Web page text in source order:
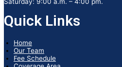
Quick Links
Home
Our Team
Fee Schedule